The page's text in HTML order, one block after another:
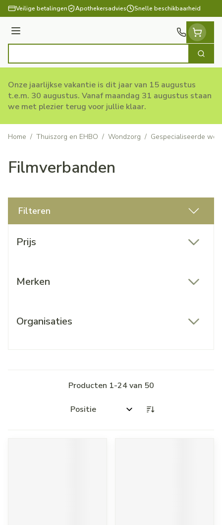
Ga naar de inhoud
Veilige betalingen Apothekersadvies Snelle beschikbaarheid
Menu
Zoek
Onze jaarlijkse vakantie is dit jaar van 15 augustus
t.e.m. 30 augustus. Vanaf maandag 31 augustus staan
we met plezier terug voor jullie klaar.
Home / Thuiszorg en EHBO / Wondzorg / Gespecialiseerde
Filmverbanden
Filteren
Prijs
Merken
Organisaties
Producten 1-24van 50
Sorteer op: